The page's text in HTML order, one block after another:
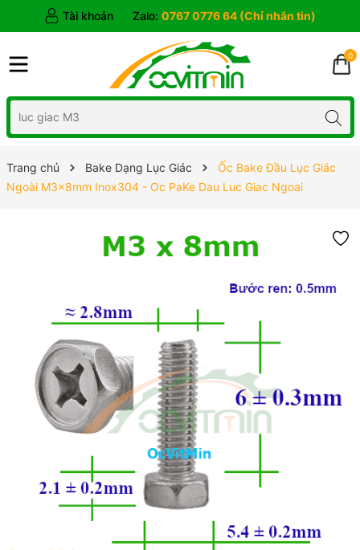
Tài khoản Zalo: 0767 0776 64 (Chỉ nhắn tin)
0
Trang chủ Bake Dạng Lục Giác
Ốc Bake Đầu Lục Giác
Ngoài M3x8mm Inox304 - Oc PaKe Dau Luc Giac Ngoai